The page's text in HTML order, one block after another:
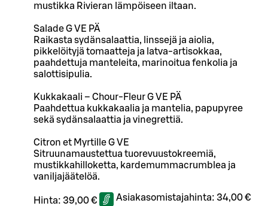
mustikka Rivieran lämpöiseen iltaan.
Salade G VE PÄ
Raikasta sydänsalaattia, linssejä ja aiolia,
pikkelöityjä tomaatteja ja latva-artisokkaa,
paahdettuja manteleita, marinoitua fenkolia ja
salottisipulia.
Kukkakaali – Chour-Fleur G VE PÄ
Paahdettua kukkakaalia ja mantelia, papupyree
sekä sydänsalaattia ja vinegrettiä.
Citron et Myrtille G VE
Sitruunamaustettua tuorevuustokreemiä,
mustikkahilloketta, kardemummacrumblea ja
vaniljajäätelöä.
Hinta: 39,00 € Asiakasomistajahinta: 34,00 €